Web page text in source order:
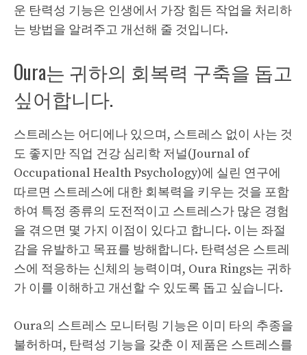
운 탄력성 기능은 인생에서 가장 힘든 작업을 처리하
는 방법을 알려주고 개선해 줄 것입니다.
Oura는 귀하의 회복력 구축을 돕고
싶어합니다.
스트레스는 어디에나 있으며, 스트레스 없이 사는 것
도 좋지만 직업 건강 심리학 저널(Journal of
Occupational Health Psychology)에 실린 연구에
따르면 스트레스에 대한 회복력을 키우는 것을 포함
하여 특정 종류의 도전적이고 스트레스가 많은 경험
을 겪으면 몇 가지 이점이 있다고 합니다. 이는 좌절
감을 유발하고 목표를 방해합니다. 탄력성은 스트레
스에 적응하는 신체의 능력이며, Oura Rings는 귀하
가 이를 이해하고 개선할 수 있도록 돕고 싶습니다.
Oura의 스트레스 모니터링 기능은 이미 타의 추종을
불허하며, 탄력성 기능을 갖춘 이 제품은 스트레스를